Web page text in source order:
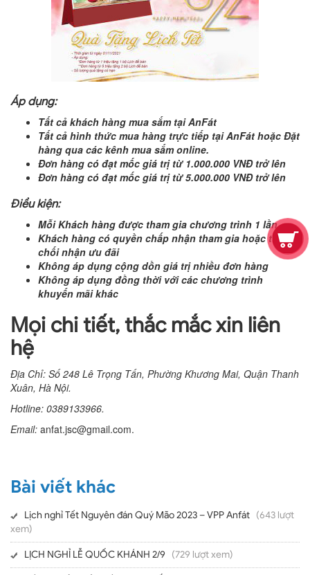
Áp dụng:
Tất cả khách hàng mua sắm tại AnFát
Tất cả hình thức mua hàng trực tiếp tại AnFát hoặc Đặt
hàng qua các kênh mua sắm online.
Đơn hàng có đạt mốc giá trị từ 1.000.000 VNĐ trở lên
Đơn hàng có đạt mốc giá trị từ 5.000.000 VNĐ trở lên
Điều kiện:
Mỗi Khách hàng được tham gia chương trình 1 lần
Khách hàng có quyền chấp nhận tham gia hoặc từ
chối nhận ưu đãi
Không áp dụng cộng dồn giá trị nhiều đơn hàng
Không áp dụng đồng thời với các chương trình
khuyến mãi khác
Mọi chi tiết, thắc mắc xin liên
hệ
Địa Chỉ: Số 248 Lê Trọng Tấn, Phường Khương Mai, Quận Thanh
Xuân, Hà Nội.
Hotline: 0389133966.
Email: anfat.jsc@gmail.com.
Bài viết khác
Lịch nghỉ Tết Nguyên đán Quý Mão 2023 – VPP Anfát (643 lượt
xem)
LỊCH NGHỈ LỄ QUỐC KHÁNH 2/9 (729 lượt xem)